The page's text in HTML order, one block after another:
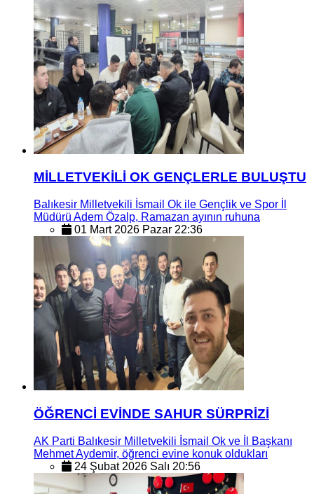
MİLLETVEKİLİ OK GENÇLERLE BULUŞTU
Balıkesir Milletvekili İsmail Ok ile Gençlik ve Spor İl
Müdürü Adem Özalp, Ramazan ayının ruhuna
01 Mart 2026 Pazar 22:36
ÖĞRENCİ EVİNDE SAHUR SÜRPRİZİ
AK Parti Balıkesir Milletvekili İsmail Ok ve İl Başkanı
Mehmet Aydemir, öğrenci evine konuk oldukları
24 Şubat 2026 Salı 20:56